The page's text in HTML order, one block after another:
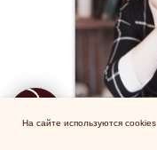
На сайте используются cookies